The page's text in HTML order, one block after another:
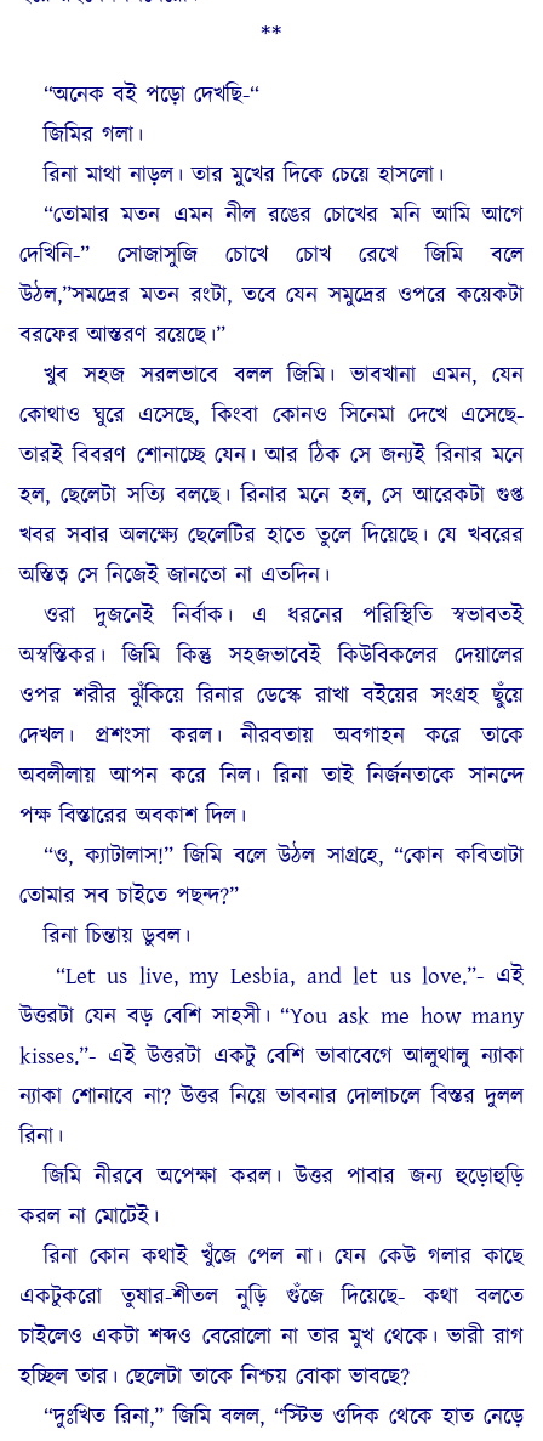
**
“অনেক বই পড়ো দেখছি-“
জিমির গলা।
রিনা মাথা নাড়ল। তার মুখের দিকে চেয়ে হাসলো।
“তোমার মতন এমন নীল রঙের চোখের মনি আমি আগে
দেখিনি-” সোজাসুজি চোখে চোখ রেখে জিমি বলে
উঠল,”সমদ্রের মতন রংটা, তবে যেন সমুদ্রের ওপরে কয়েকটা
বরফের আস্তরণ রয়েছে।”
খুব সহজ সরলভাবে বলল জিমি। ভাবখানা এমন, যেন
কোথাও ঘুরে এসেছে, কিংবা কোনও সিনেমা দেখে এসেছে-
তারই বিবরণ শোনাচ্ছে যেন। আর ঠিক সে জন্যই রিনার মনে
হল, ছেলেটা সত্যি বলছে। রিনার মনে হল, সে আরেকটা গুপ্ত
খবর সবার অলক্ষ্যে ছেলেটির হাতে তুলে দিয়েছে। যে খবরের
অস্তিত্ব সে নিজেই জানতো না এতদিন।
ওরা দুজনেই নির্বাক। এ ধরনের পরিস্থিতি স্বভাবতই
অস্বস্তিকর। জিমি কিন্তু সহজভাবেই কিউবিকলের দেয়ালের
ওপর শরীর ঝুঁকিয়ে রিনার ডেস্কে রাখা বইয়ের সংগ্রহ ছুঁয়ে
দেখল। প্রশংসা করল। নীরবতায় অবগাহন করে তাকে
অবলীলায় আপন করে নিল। রিনা তাই নির্জনতাকে সানন্দে
পক্ষ বিস্তারের অবকাশ দিল।
“ও, ক্যাটালাস!” জিমি বলে উঠল সাগ্রহে, “কোন কবিতাটা
তোমার সব চাইতে পছন্দ?”
রিনা চিন্তায় ডুবল।
“Let us live, my Lesbia, and let us love.”- এই
উত্তরটা যেন বড় বেশি সাহসী। “You ask me how many
kisses.”- এই উত্তরটা একটু বেশি ভাবাবেগে আলুথালু ন্যাকা
ন্যাকা শোনাবে না? উত্তর নিয়ে ভাবনার দোলাচলে বিস্তর দুলল
রিনা।
জিমি নীরবে অপেক্ষা করল। উত্তর পাবার জন্য হুড়োহুড়ি
করল না মোটেই।
রিনা কোন কথাই খুঁজে পেল না। যেন কেউ গলার কাছে
একটুকরো তুষার-শীতল নুড়ি গুঁজে দিয়েছে- কথা বলতে
চাইলেও একটা শব্দও বেরোলো না তার মুখ থেকে। ভারী রাগ
হচ্ছিল তার। ছেলেটা তাকে নিশ্চয় বোকা ভাবছে?
“দুঃখিত রিনা,” জিমি বলল, “স্টিভ ওদিক থেকে হাত নেড়ে